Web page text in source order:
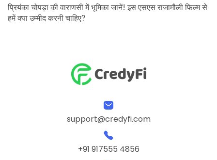
प्रियंका चोपड़ा की वाराणसी में भूमिका जानें! इस एसएस राजामौली फिल्म से
हमें क्या उम्मीद करनी चाहिए?
support@credyfi.com
+91 917555 4856